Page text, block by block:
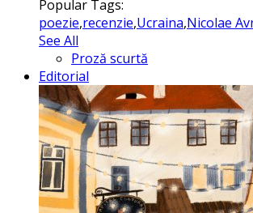
Popular Tags:
poezie,recenzie,Ucraina,Nicolae
See All
Proză scurtă
Editorial